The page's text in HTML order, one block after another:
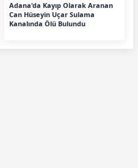
Adana'da Kayıp Olarak Aranan
Can Hüseyin Uçar Sulama
Kanalında Ölü Bulundu